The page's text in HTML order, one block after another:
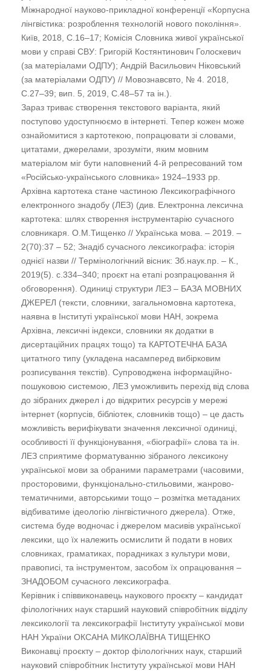
Міжнародної науково-прикладної конференції «Корпусна
лінгвістика: розроблення технологій нового покоління».
Київ, 2018, С.16–17; Комісія Словника живої української
мови у справі СВУ: Григорій Костянтинович Голоскевич
(за матеріалами ОДПУ); Андрій Васильович Ніковський
(за матеріалами ОДПУ) // Мовознавсвто, № 4. 2018,
С.27–39; вип. 5, 2019, С.48–57 та ін.).
Зараз триває створення текстового варіанта, який
поступово удоступнюємо в інтернеті. Тепер кожен може
ознайомитися з картотекою, попрацювати зі словами,
цитатами, джерелами, зрозуміти, яким мовним
матеріалом міг бути наповнений 4-й репресований том
«Російсько-українського словника» 1924–1933 рр.
Архівна картотека стане частиною Лексикографічного
електронного знадобу (ЛЕЗ) (див. Електронна лексична
картотека: шлях створення інструментарію сучасного
словникаря. О.М.Тищенко // Українська мова. – 2019. –
2(70):37 – 52; Знадіб сучасного лексикографа: історія
однієї назви // Термінологічний вісник: Зб.наук.пр. – К.,
2019(5). с.334–340; проєкт на етапі розпрацювання й
обговорення). Одиниці структури ЛЕЗ – БАЗА МОВНИХ
ДЖЕРЕЛ (тексти, словники, загальномовна картотека,
наявна в Інституті української мови НАН, зокрема
Архівна, лексичні індекси, словники як додатки в
дисертаційних працях тощо) та КАРТОТЕЧНА БАЗА
цитатного типу (укладена насамперед вибірковим
розписування текстів). Супроводжена інформаційно-
пошуковою системою, ЛЕЗ уможливить перехід від слова
до зібраних джерел і до відкритих ресурсів у мережі
інтернет (корпусів, бібліотек, словників тощо) – це дасть
можливість верифікувати значення лексичної одиниці,
особливості її функціонування, «біографії» слова та ін.
ЛЕЗ сприятиме форматуванню зібраного лексикону
української мови за обраними параметрами (часовими,
просторовими, функціонально-стильовими, жанрово-
тематичними, авторськими тощо – розмітка метаданих
відбиватиме ідеологію лінгвістичного джерела). Отже,
система буде водночас і джерелом масивів української
лексики, що їх належить осмислити й подати в нових
словниках, граматиках, порадниках з культури мови,
правописі, та інструментом, засобом їх опрацювання –
ЗНАДОБОМ сучасного лексикографа.
Керівник і співвиконавець наукового проєкту – кандидат
філологічних наук старший науковий співробітник відділу
лексикології та лексикографії Інституту української мови
НАН України ОКСАНА МИКОЛАЇВНА ТИЩЕНКО
Виконавці проєкту – доктор філологічних наук, старший
науковий співробітник Інституту української мови НАН